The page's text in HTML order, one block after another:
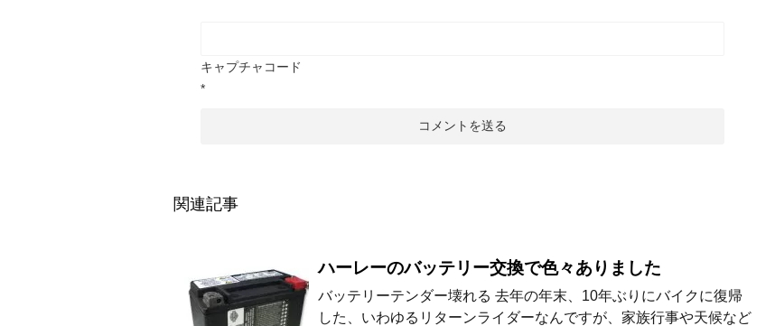
キャプチャコード
*
関連記事
ハーレーのバッテリー交換で色々ありました
バッテリーテンダー壊れる 去年の年末、10年ぶりにバイクに復帰
した、いわゆるリターンライダーなんですが、家族行事や天候など